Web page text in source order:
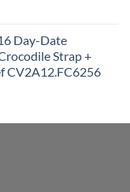
Day-Date
Strap +
CV2A12.FC6256